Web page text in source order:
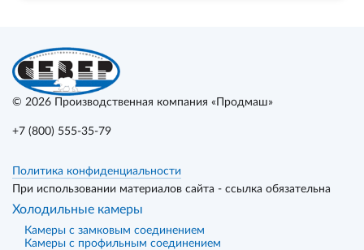
© 2026 Производственная компания «Продмаш»
+7 (800) 555-35-79
Политика конфиденциальности
При использовании материалов сайта - ссылка обязательна
Холодильные камеры
Камеры с замковым соединением
Камеры с профильным соединением